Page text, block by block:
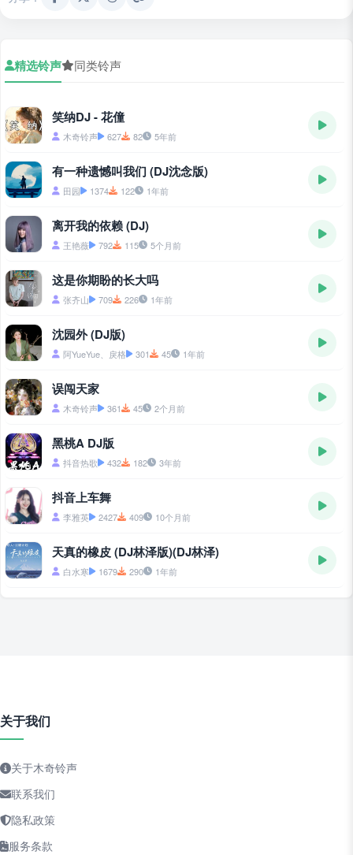
精选铃声 同类铃声
笑纳DJ - 花僮
木奇铃声 627 82 5年前
有一种遗憾叫我们 (DJ沈念版)
田园 1374 122 1年前
离开我的依赖 (DJ)
王艳薇 792 115 5个月前
这是你期盼的长大吗
张齐山 709 226 1年前
沈园外 (DJ版)
阿YueYue、戾格 301 45 1年前
误闯天家
木奇铃声 361 45 2个月前
黑桃A DJ版
抖音热歌 432 182 3年前
抖音上车舞
李雅英 2427 409 10个月前
天真的橡皮 (DJ林泽版)(DJ林泽)
白水寒 1679 290 1年前
关于我们
关于木奇铃声
联系我们
隐私政策
服务条款